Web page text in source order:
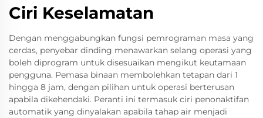
Ciri Keselamatan
Dengan menggabungkan fungsi pemrograman masa yang
cerdas, penyebar dinding menawarkan selang operasi yang
boleh diprogram untuk disesuaikan mengikut keutamaan
pengguna. Pemasa binaan membolehkan tetapan dari 1
hingga 8 jam, dengan pilihan untuk operasi berterusan
apabila dikehendaki. Peranti ini termasuk ciri penonaktifan
automatik yang dinyalakan apabila tahap air menjadi